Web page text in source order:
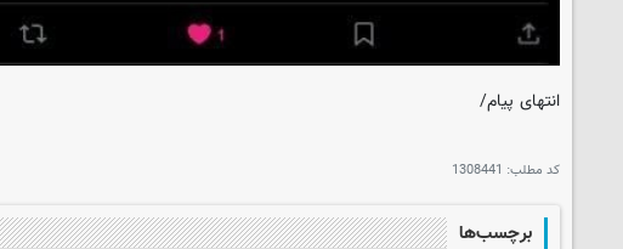
انتهای پیام/
کد مطلب: 1308441
برچسب‌ها